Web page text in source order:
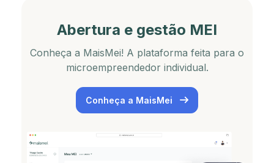
Abertura e gestão MEI
Conheça a MaisMei! A plataforma feita para o
microempreendedor individual.
Conheça a MaisMei